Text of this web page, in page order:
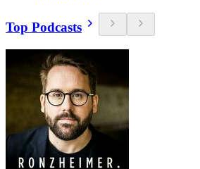
Top Podcasts